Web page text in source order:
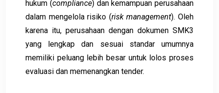
hukum (compliance) dan kemampuan perusahaan
dalam mengelola risiko (risk management). Oleh
karena itu, perusahaan dengan dokumen SMK3
yang lengkap dan sesuai standar umumnya
memiliki peluang lebih besar untuk lolos proses
evaluasi dan memenangkan tender.